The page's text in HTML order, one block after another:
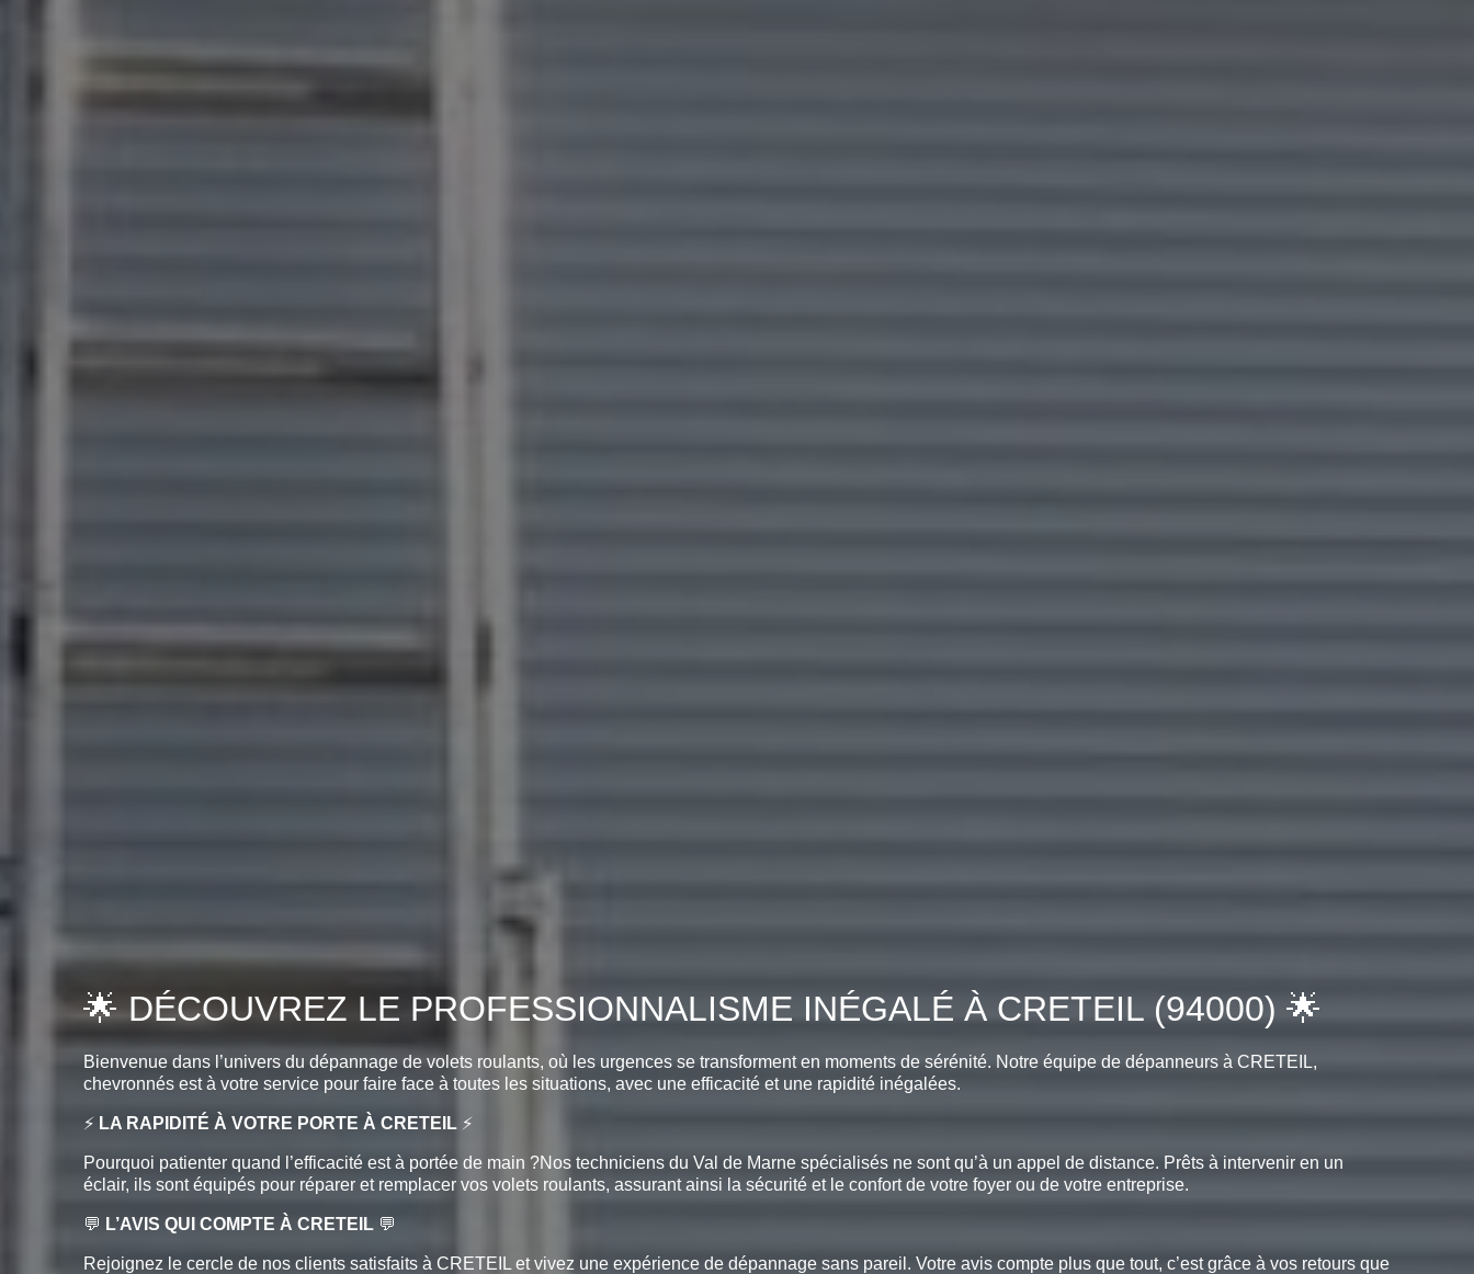
🌟 DÉCOUVREZ LE PROFESSIONNALISME INÉGALÉ À CRETEIL (94000) 🌟
Bienvenue dans l’univers du dépannage de volets roulants, où les urgences se transforment en moments de sérénité. Notre équipe de dépanneurs à CRETEIL,
chevronnés est à votre service pour faire face à toutes les situations, avec une efficacité et une rapidité inégalées.
⚡ LA RAPIDITÉ À VOTRE PORTE À CRETEIL ⚡
Pourquoi patienter quand l’efficacité est à portée de main ?Nos techniciens du Val de Marne spécialisés ne sont qu’à un appel de distance. Prêts à intervenir en un
éclair, ils sont équipés pour réparer et remplacer vos volets roulants, assurant ainsi la sécurité et le confort de votre foyer ou de votre entreprise.
💬 L’AVIS QUI COMPTE À CRETEIL 💬
Rejoignez le cercle de nos clients satisfaits à CRETEIL et vivez une expérience de dépannage sans pareil. Votre avis compte plus que tout, c’est grâce à vos retours que